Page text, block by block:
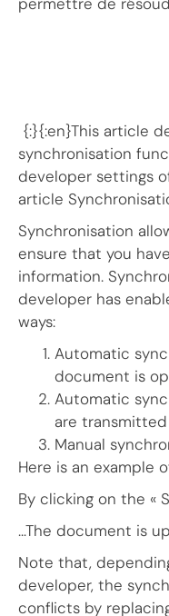
{:}{:en}This article
synchronisation
developer settings
article
Synchronisation
ensure that you
information.
developer has
ways:
Automatic
document is
Automatic
are transmitted
Manual
Here is an example
By clicking on the «
…The document is
Note that,
developer, the
conflicts by